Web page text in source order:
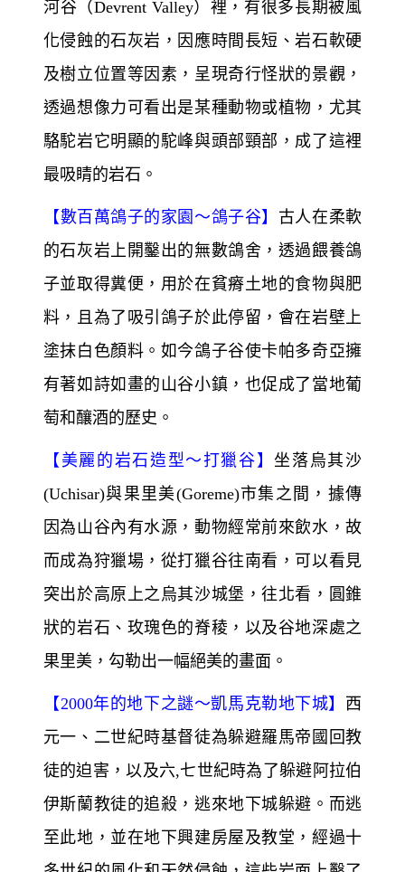
河谷（Devrent Valley）裡，有很多長期被風
化侵蝕的石灰岩，因應時間長短、岩石軟硬
及樹立位置等因素，呈現奇行怪狀的景觀，
透過想像力可看出是某種動物或植物，尤其
駱駝岩它明顯的駝峰與頭部頸部，成了這裡
最吸睛的岩石。
【數百萬鴿子的家園～鴿子谷】 古人在柔軟
的石灰岩上開鑿出的無數鴿舍，透過餵養鴿
子並取得糞便，用於在貧瘠土地的食物與肥
料，且為了吸引鴿子於此停留，會在岩壁上
塗抹白色顏料。如今鴿子谷使卡帕多奇亞擁
有著如詩如畫的山谷小鎮，也促成了當地葡
萄和釀酒的歷史。
【 美麗的岩石造型～打獵谷】坐落烏其沙
(Uchisar)與果里美(Goreme)市集之間，據傳
因為山谷內有水源，動物經常前來飲水，故
而成為狩獵場，從打獵谷往南看，可以看見
突出於高原上之烏其沙城堡，往北看，圓錐
狀的岩石、玫瑰色的脊稜，以及谷地深處之
果里美，勾勒出一幅絕美的畫面。
【2000年的地下之謎～凱馬克勒地下城】 西
元一、二世紀時基督徒為躲避羅馬帝國回教
徒的迫害，以及六,七世紀時為了躲避阿拉伯
伊斯蘭教徒的追殺，逃來地下城躲避。而逃
至此地，並在地下興建房屋及教堂，經過十